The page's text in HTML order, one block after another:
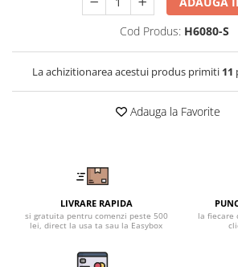
Combinezoane de lucru
Costume de ploaie impermeabile
Pelerine de ploaie
Veste de lucru
Industria alimentara
Manecute
Pantaloni de lucru
Cod Produs: H6080-S
La achizitionarea acestui produs primiti 11
Adauga la Favorite
LIVRARE RAPIDA
si gratuita pentru comenzi peste 500
lei, direct la usa ta sau la Easybox
la fiecare